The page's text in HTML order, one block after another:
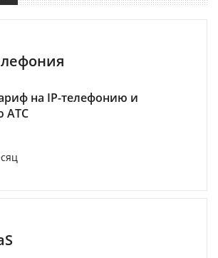
на IP-телефонию и
АТС